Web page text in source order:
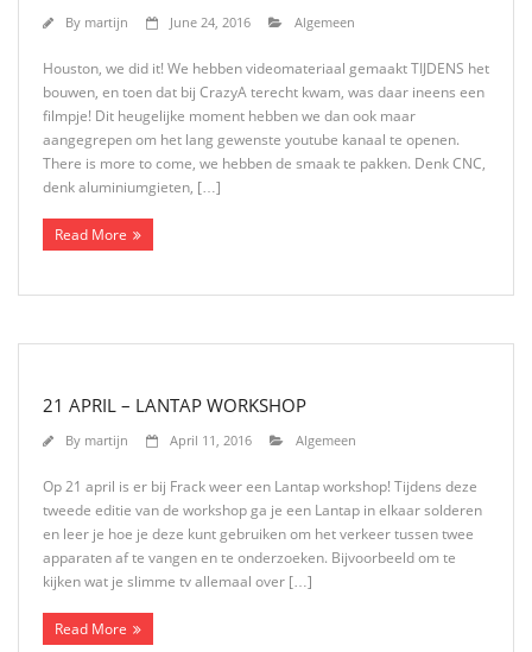
By martijn June 24, 2016 Algemeen
Houston, we did it! We hebben videomateriaal gemaakt TIJDENS het
bouwen, en toen dat bij CrazyA terecht kwam, was daar ineens een
filmpje! Dit heugelijke moment hebben we dan ook maar
aangegrepen om het lang gewenste youtube kanaal te openen.
There is more to come, we hebben de smaak te pakken. Denk CNC,
denk aluminiumgieten, […]
Read More
21 APRIL – LANTAP WORKSHOP
By martijn April 11, 2016 Algemeen
Op 21 april is er bij Frack weer een Lantap workshop! Tijdens deze
tweede editie van de workshop ga je een Lantap in elkaar solderen
en leer je hoe je deze kunt gebruiken om het verkeer tussen twee
apparaten af te vangen en te onderzoeken. Bijvoorbeeld om te
kijken wat je slimme tv allemaal over […]
Read More